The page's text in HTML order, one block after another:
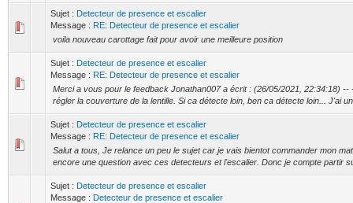
Sujet : Detecteur de presence et escalier
Message : RE: Detecteur de presence et escalier
voila nouveau carottage fait pour avoir une meilleure position
Sujet : Detecteur de presence et escalier
Message : RE: Detecteur de presence et escalier
Merci a vous pour le feedback Jonathan007 a écrit : (26/05/2021, 22:34:18) --
régler la couverture de la lentille. Si ca détecte loin, ben ca détecte loin... J'ai
Sujet : Detecteur de presence et escalier
Message : RE: Detecteur de presence et escalier
Salut a tous, Je relance un peu le sujet car je vais bientot commander mon
encore une question avec ces detecteurs et l'escalier. Donc je compte partir
Sujet : Detecteur de presence et escalier
Message : Detecteur de presence et escalier